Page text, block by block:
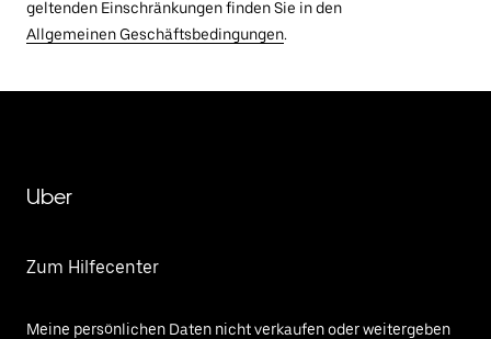
geltenden Einschränkungen finden Sie in den
Allgemeinen Geschäftsbedingungen.
Uber
Zum Hilfecenter
Meine persönlichen Daten nicht verkaufen oder weitergeben